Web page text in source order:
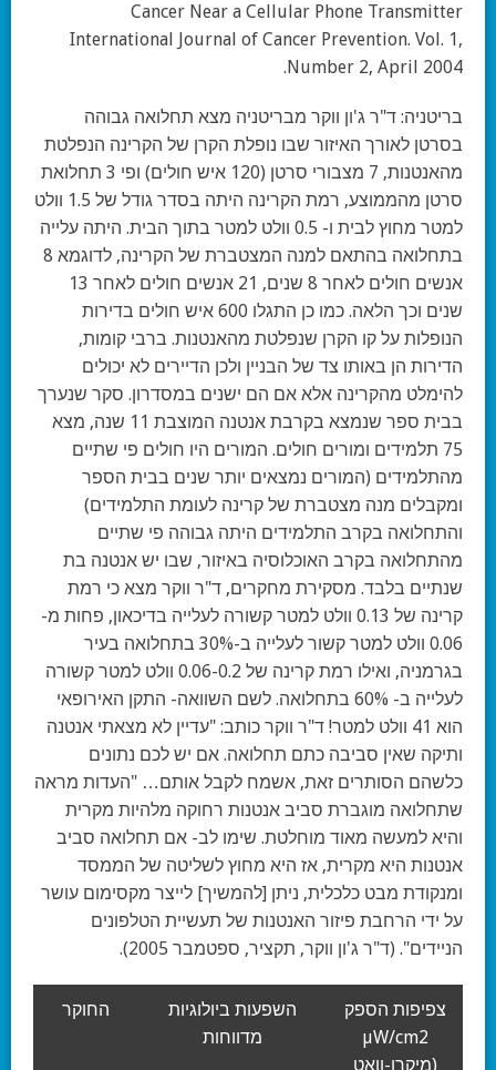
Cancer Near a Cellular Phone Transmitter
International Journal of Cancer Prevention. Vol. 1,
Number 2, April 2004.
בריטניה: ד"ר ג'ון ווקר מבריטניה מצא תחלואה גבוהה
בסרטן לאורך האיזור שבו נופלת הקרן של הקרינה הנפלטת
מהאנטנות, 7 מצבורי סרטן (120 איש חולים) ופי 3 תחלואת
סרטן מהממוצע, רמת הקרינה היתה בסדר גודל של 1.5 וולט
למטר מחוץ לבית ו- 0.5 וולט למטר בתוך הבית. היתה עלייה
בתחלואה בהתאם למנה המצטברת של הקרינה, לדוגמא 8
אנשים חולים לאחר 8 שנים, 21 אנשים חולים לאחר 13
שנים וכך הלאה. כמו כן התגלו 600 איש חולים בדירות
הנופלות על קו הקרן שנפלטת מהאנטנות. ברבי קומות,
הדירות הן באותו צד של הבניין ולכן הדיירים לא יכולים
להימלט מהקרינה אלא אם הם ישנים במסדרון. סקר שנערך
בבית ספר שנמצא בקרבת אנטנה המוצבת 11 שנה, מצא
75 תלמידים ומורים חולים. המורים היו חולים פי שתיים
מהתלמידים (המורים נמצאים יותר שנים בבית הספר
ומקבלים מנה מצטברת של קרינה לעומת התלמידים)
והתחלואה בקרב התלמידים היתה גבוהה פי שתיים
מהתחלואה בקרב האוכלוסיה באיזור, שבו יש אנטנה בת
שנתיים בלבד. מסקירת מחקרים, ד"ר ווקר מצא כי רמת
קרינה של 0.13 וולט למטר קשורה לעלייה בדיכאון, פחות מ-
0.06 וולט למטר קשור לעלייה ב-30% בתחלואה בעיר
בגרמניה, ואילו רמת קרינה של 0.06-0.2 וולט למטר קשורה
לעלייה ב- 60% בתחלואה. לשם השוואה- התקן האירופאי
הוא 41 וולט למטר! ד"ר ווקר כותב: "עדיין לא מצאתי אנטנה
ותיקה שאין סביבה כתם תחלואה. אם יש לכם נתונים
כלשהם הסותרים זאת, אשמח לקבל אותם… "העדות מראה
שתחלואה מוגברת סביב אנטנות רחוקה מלהיות מקרית
והיא למעשה מאוד מוחלטת. שימו לב- אם תחלואה סביב
אנטנות היא מקרית, אז היא מחוץ לשליטה של הממסד
ומנקודת מבט כלכלית, ניתן [להמשיך] לייצר מקסימום עושר
על ידי הרחבת פיזור האנטנות של תעשיית הטלפונים
הניידים". (ד"ר ג'ון ווקר, תקציר, ספטמבר 2005).
צפיפות הספק
µW/cm2
(מיקרו-וואט
השפעות ביולוגיות
מדווחות
החוקר